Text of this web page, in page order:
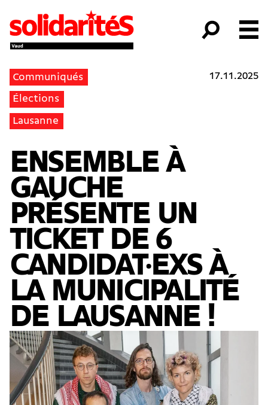
Communiqués
Élections
Lausanne
17.11.2025
ENSEMBLE À
GAUCHE
PRÉSENTE UN
TICKET DE 6
CANDIDAT·EXS À
LA MUNICIPALITÉ
DE LAUSANNE !